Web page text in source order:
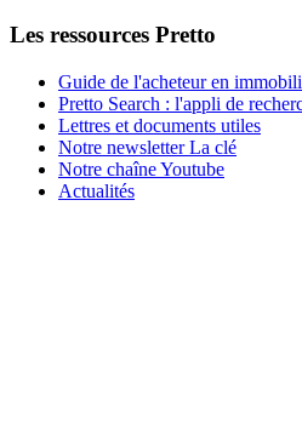
Les ressources Pretto
Guide de l'acheteur en
Pretto Search : l'appli de
Lettres et documents utiles
Notre newsletter La clé
Notre chaîne Youtube
Actualités